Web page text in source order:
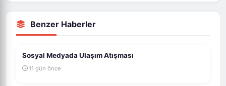
Benzer Haberler
Sosyal Medyada Ulaşım Atışması
11 gün önce